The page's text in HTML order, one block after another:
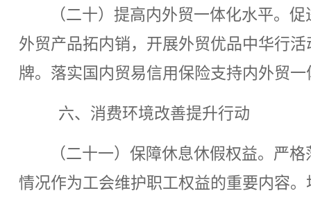
（二十）提高内外贸一体化水平。
外贸产品拓内销，开展外贸优品中华行
牌。落实国内贸易信用保险支持内外贸一
六、消费环境改善提升行动
（二十一）保障休息休假权益。严
情况作为工会维护职工权益的重要内容